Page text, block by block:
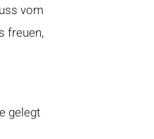
vom
freuen,
gelegt